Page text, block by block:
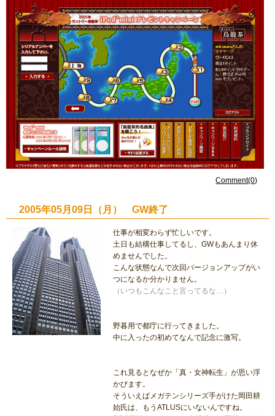
Comment(0)
2005年05月09日（月） GW終了
仕事が相変わらず忙しいです。
土日も結構仕事してるし、GWもあんまり休
めませんでした。
こんな状態なんで次回バージョンアップがい
つになるか分かりません。
（いつもこんなこと言ってるな…）
野暮用で都庁に行ってきました。
中に入ったの初めてなんで記念に激写。
これ見るとなぜか「真・女神転生」が思い浮
かびます。
そういえばメガテンシリーズ手がけた岡田耕
始氏は、もうATLUSにいないんですね。